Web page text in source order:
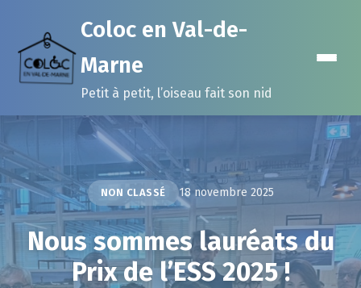
Coloc en Val-de-
Marne
Petit à petit, l’oiseau fait son nid
NON CLASSÉ 18 novembre 2025
Nous sommes lauréats du
Prix de l’ESS 2025 !